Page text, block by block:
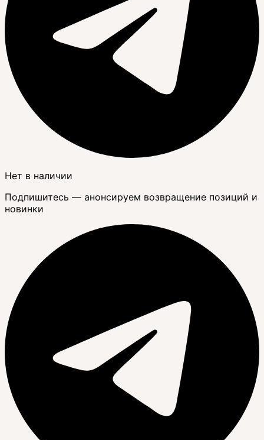
Нет в наличии
Подпишитесь — анонсируем возвращение позиций и
новинки